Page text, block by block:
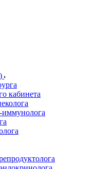
кабинета
иммунолога